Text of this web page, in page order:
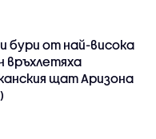
бури от най-висока
връхлетяха
щат Аризона